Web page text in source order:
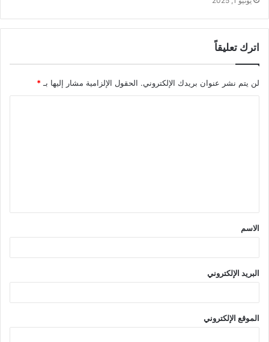
اترك تعليقاً
لن يتم نشر عنوان بريدك الإلكتروني. الحقول الإلزامية مشار إليها بـ *
ق
*
الاسم
البريد الإلكتروني
الموقع الإلكتروني